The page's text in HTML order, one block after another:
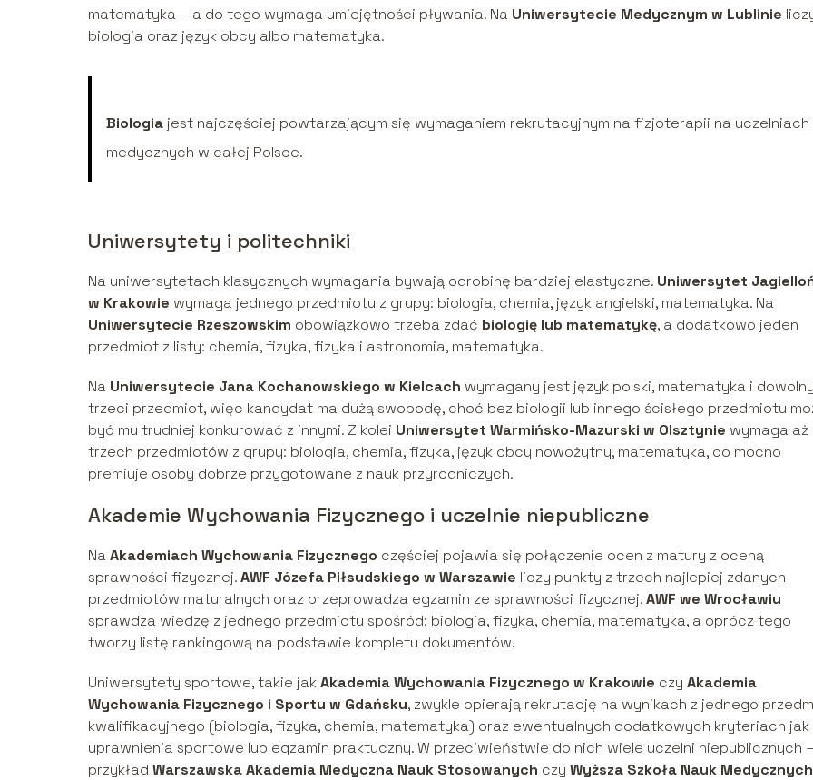
matematyka – a do tego wymaga umiejętności pływania. Na Uniwersytecie Medycznym w Lublinie
biologia oraz język obcy albo matematyka.
Biologia jest najczęściej powtarzającym się wymaganiem rekrutacyjnym na fizjoterapii na uczelniach
medycznych w całej Polsce.
Uniwersytety i politechniki
Na uniwersytetach klasycznych wymagania bywają odrobinę bardziej elastyczne. Uniwersytet
w Krakowie wymaga jednego przedmiotu z grupy: biologia, chemia, język angielski, matematyka. Na
Uniwersytecie Rzeszowskim obowiązkowo trzeba zdać biologię lub matematykę, a dodatkowo jeden
przedmiot z listy: chemia, fizyka, fizyka i astronomia, matematyka.
Na Uniwersytecie Jana Kochanowskiego w Kielcach wymagany jest język polski, matematyka i dowolny
trzeci przedmiot, więc kandydat ma dużą swobodę, choć bez biologii lub innego ścisłego przedmiotu
być mu trudniej konkurować z innymi. Z kolei Uniwersytet Warmińsko-Mazurski w Olsztynie wymaga aż
trzech przedmiotów z grupy: biologia, chemia, fizyka, język obcy nowożytny, matematyka, co mocno
premiuje osoby dobrze przygotowane z nauk przyrodniczych.
Akademie Wychowania Fizycznego i uczelnie niepubliczne
NaAkademiach Wychowania Fizycznego częściej pojawia się połączenie ocen z matury z oceną
sprawności fizycznej.AWF Józefa Piłsudskiego w Warszawie liczy punkty z trzech najlepiej zdanych
przedmiotów maturalnych oraz przeprowadza egzamin ze sprawności fizycznej.AWF we Wrocławiu
sprawdza wiedzę z jednego przedmiotu spośród: biologia, fizyka, chemia, matematyka, a oprócz tego
tworzy listę rankingową na podstawie kompletu dokumentów.
Uniwersytety sportowe, takie jakAkademia Wychowania Fizycznego w Krakowie czy Akademia
Wychowania Fizycznego i Sportu w Gdańsku, zwykle opierają rekrutację na wynikach z jednego
kwalifikacyjnego (biologia, fizyka, chemia, matematyka) oraz ewentualnych dodatkowych kryteriach jak
uprawnienia sportowe lub egzamin praktyczny. W przeciwieństwie do nich wiele uczelni niepublicznych
przykład Warszawska Akademia Medyczna Nauk Stosowanych czy Wyższa Szkoła Nauk